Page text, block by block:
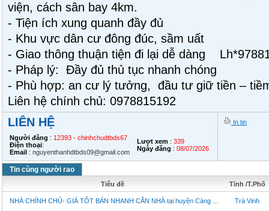
viện, cách sân bay 4km.
- Tiện ích xung quanh đầy đủ
- Khu vực dân cư đông đúc, sầm uất
- Giao thông thuận tiện đi lại dễ dàng
- Pháp lý: Đầy đủ thủ tục nhanh chóng
- Phù hợp: an cư lý tưởng, đầu tư giữ tiền –
Liên hệ chính chủ: 0978815192
LIÊN HỆ
Người đăng : 12393 - chinhchudtbds67
Điện thoại:
Email : nguyenthanhdtbds09@gmail.com
Lượt xem : 339
Ngày đăng : 08/07/2026
In tin
Tin cùng người rao
Tiêu đề Tỉnh /T.Phố
NHÀ CHÍNH CHỦ- GIÁ TỐT BÁN NHANH CĂN NHÀ tại huyện Càng ... Trà Vinh